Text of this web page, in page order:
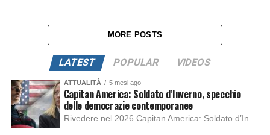
MORE POSTS
LATEST POPULAR VIDEOS
ATTUALITÀ 5 mesi ago
Capitan America: Soldato d’Inverno, specchio
delle democrazie contemporanee